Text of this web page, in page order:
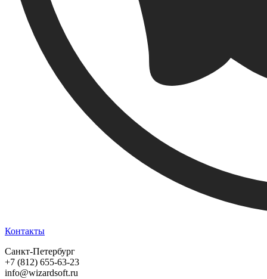
Контакты
Санкт-Петербург
+7 (812) 655-63-23
info@wizardsoft.ru